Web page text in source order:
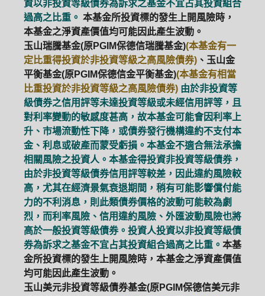
資以非投資等級債券為訴求之基金不宜占其投資組合
過高之比重。 本基金所投資標的發生上開風險時，
本基金之淨資產價值均可能因此產生波動。
玉山瑞騰基金(原PGIM保德信瑞騰基金)(本基金有一
定比重得投資於非投資等級之高風險債券) 、玉山金
平衡基金(原PGIM保德信金平衡基金)(本基金有相當
比重投資於非投資等級之高風險債券) 由於非投資等
級債券之信用評等未達投資等級或未經信用評等，且
對利率變動的敏感度甚高，故本基金可能會因利率上
升、市場流動性下降，或債券發行機構違約不支付本
金、利息或破產而蒙受虧損。本基金不適合無法承擔
相關風險之投資人。本基金得投資非投資等級債券，
由於非投資等級債券信用評等較差，因此違約風險較
高，尤其在經濟景氣衰退期間，稍有可能影響償付能
力的不利消息，則此類債券價格的波動可能較為劇
烈，而利率風險、信用違約風險、外匯波動風險也將
高於一般投資等級債券。投資人投資以非投資等級債
券為訴求之基金不宜占其投資組合過高之比重。 本基
金所投資標的發生上開風險時，本基金之淨資產價值
均可能因此產生波動。
玉山美元非投資等級債券基金(原PGIM保德信美元非